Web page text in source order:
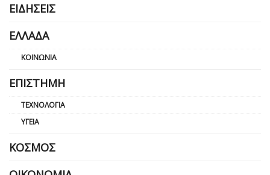
ΕΙΔΉΣΕΙΣ
ΕΛΛΆΔΑ
ΚΟΙΝΩΝΊΑ
ΕΠΙΣΤΉΜΗ
ΤΕΧΝΟΛΟΓΊΑ
ΥΓΕΊΑ
ΚΌΣΜΟΣ